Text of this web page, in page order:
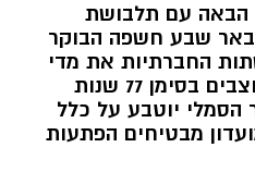
הבאה עם תלבושת
באר שבע חשפה הבוקר
החברתיות את מדי
המשחק החדשים, שמעוצבים בסימן 77 שנות
הסמלי יוטבע על כלל
מבטיחים הפתעות